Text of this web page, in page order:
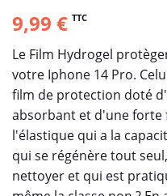
9,99 € TTC
Le Film Hydrogel
votre Iphone 14 Pro.
film de protection doté
absorbant et d'une forte
l'élastique qui a la
qui se régénère tout
nettoyer et qui est